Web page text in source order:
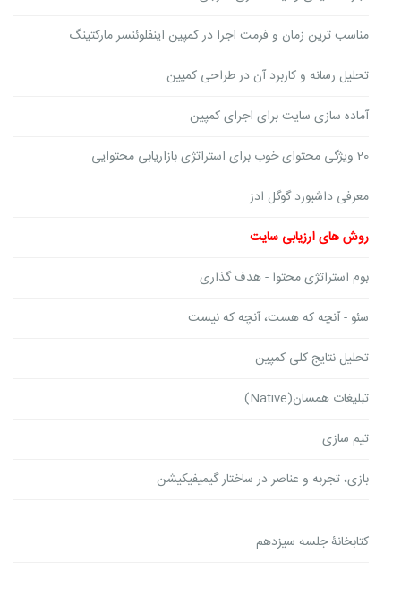
مناسب ترین زمان و فرمت اجرا در کمپین اینفلوئنسر مارکتینگ
تحلیل رسانه و کاربرد آن در طراحی کمپین
آماده سازی سایت برای اجرای کمپین
20 ویژگی محتوای خوب برای استراتژی بازاریابی محتوایی
معرفی داشبورد گوگل ادز
روش های ارزیابی سایت
بوم استراتژی محتوا - هدف گذاری
سئو - آنچه که هست، آنچه که نیست
تحلیل نتایج کلی کمپین
تبلیغات همسان(Native)
تیم سازی
بازی، تجربه و عناصر در ساختار گیمیفیکیشن
کتابخانۀ جلسه سیزدهم